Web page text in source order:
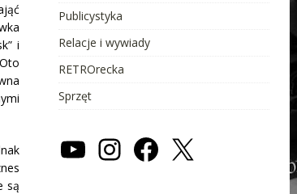
i
są
Publicystyka
Relacje i wywiady
RETROrecka
Sprzęt